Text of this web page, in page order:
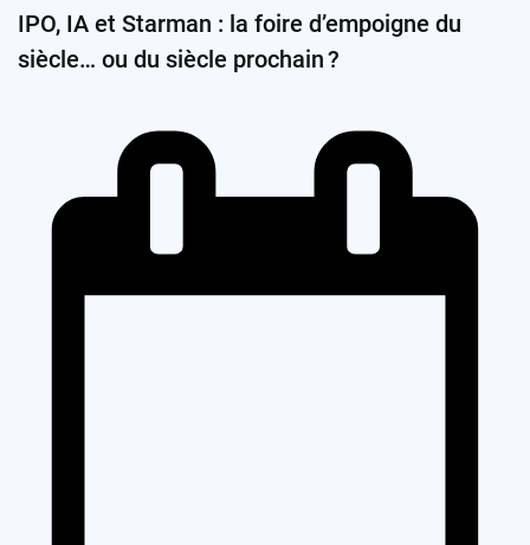
IPO, IA et Starman : la foire d’empoigne du
siècle… ou du siècle prochain ?